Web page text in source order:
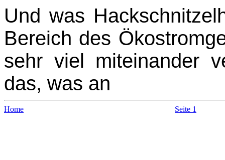
Und was
Bereich des
sehr viel miteinander
das, was an
Home Seite 1